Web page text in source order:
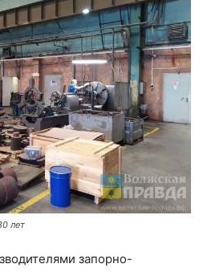
лет
запорно-